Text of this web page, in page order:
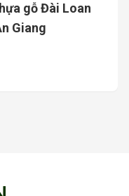
nhựa
tại Bình Trưng